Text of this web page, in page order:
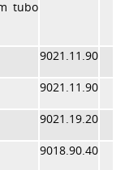
tubo
9021.11.90
9021.11.90
9021.19.20
9018.90.40